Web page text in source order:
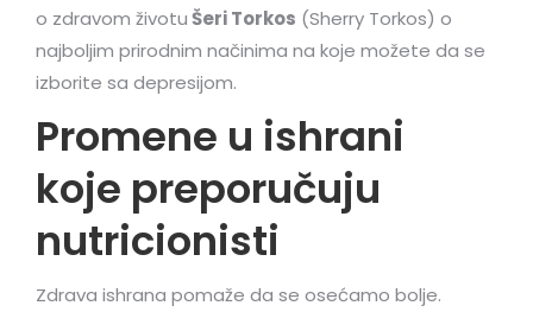
o zdravom životuŠeri Torkos (Sherry Torkos) o
najboljim prirodnim načinima na koje možete da se
izborite sa depresijom.
Promene u ishrani
koje preporučuju
nutricionisti
Zdrava ishrana pomaže da se osećamo bolje.